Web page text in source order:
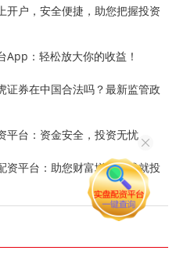
开户，安全便捷，助您把握投资
App：轻松放大你的收益！
证券在中国合法吗？最新监管政
平台：资金安全，投资无忧
资平台：助您财富增值，成就投